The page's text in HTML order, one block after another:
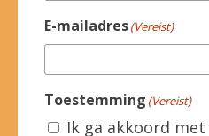
E-mailadres(Vereist)
Toestemming (Vereist)
Ik ga akkoord